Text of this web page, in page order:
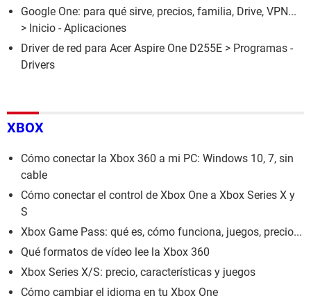
Google One: para qué sirve, precios, familia, Drive, VPN...
> Inicio - Aplicaciones
Driver de red para Acer Aspire One D255E > Programas -
Drivers
XBOX
Cómo conectar la Xbox 360 a mi PC: Windows 10, 7, sin
cable
Cómo conectar el control de Xbox One a Xbox Series X y
S
Xbox Game Pass: qué es, cómo funciona, juegos, precio...
Qué formatos de vídeo lee la Xbox 360
Xbox Series X/S: precio, características y juegos
Cómo cambiar el idioma en tu Xbox One